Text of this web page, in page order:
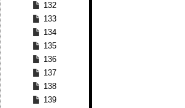
132
133
134
135
136
137
138
139